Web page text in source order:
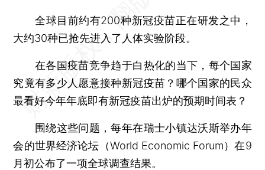
全球目前约有200种新冠疫苗正在研发之中，
大约30种已抢先进入了人体实验阶段。
在各国疫苗竞争趋于白热化的当下，每个国家
究竟有多少人愿意接种新冠疫苗？哪个国家的民众
最看好今年年底即有新冠疫苗出炉的预期时间表？
围绕这些问题，每年在瑞士小镇达沃斯举办年
会的世界经济论坛（World Economic Forum）在9
月初公布了一项全球调查结果。